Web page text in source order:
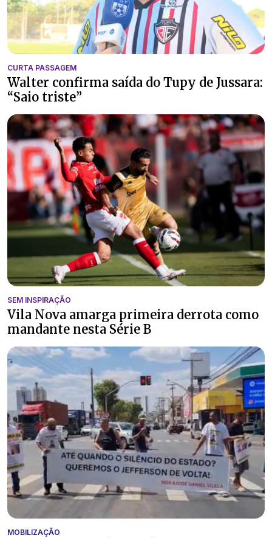
CURTA PASSAGEM
Walter confirma saída do Tupy de Jussara:
“Saio triste”
SEM INSPIRAÇÃO
Vila Nova amarga primeira derrota como
mandante nesta Série B
MOBILIZAÇÃO